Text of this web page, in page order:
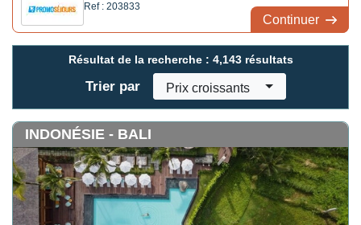
Ref : 203833
Continuer
Résultat de la recherche : 4,143 résultats
Trier par Prix croissants
INDONÉSIE - BALI